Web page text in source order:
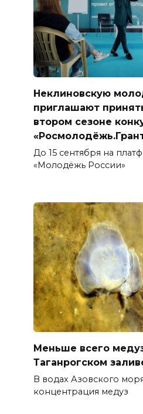
Неклиновскую
приглашают
втором сезоне
До 15 сентября на
«Молодёжь России»
Меньше всего
Таганрогском
В водах Азовского
концентрация медуз